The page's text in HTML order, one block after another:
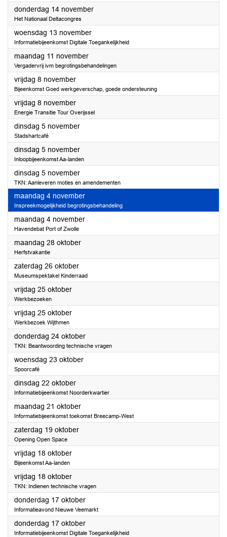
donderdag 14 november2024
Het Nationaal Deltacongres
woensdag 13 november2024
Informatiebijeenkomst Digitale Toegankelijkheid
maandag 11 november2024
Vergadervrij ivm begrotingsbehandelingen
vrijdag 8 november2024
Bijeenkomst Goed werkgeverschap, goede ondersteuning
vrijdag 8 november2024
Energie Transitie Tour Overijssel
dinsdag 5 november2024
Stadshartcafé
dinsdag 5 november2024
Inloopbijeenkomst Aa-landen
dinsdag 5 november2024
TKN: Aanleveren moties en amendementen
maandag 4 november2024
Inspreekmogelijkheid begrotingsbehandeling
maandag 4 november2024
Havendebat Port of Zwolle
maandag 28 oktober2024
Herfstvakantie
zaterdag 26 oktober2024
Museumspektakel Kinderraad
vrijdag 25 oktober2024
Werkbezoeken
vrijdag 25 oktober2024
Werkbezoek Wijthmen
donderdag 24 oktober2024
TKN: Beantwoording technische vragen
woensdag 23 oktober2024
Spoorcafé
dinsdag 22 oktober2024
Informatiebijeenkomst Noorderkwartier
maandag 21 oktober2024
Informatiebijeenkomst toekomst Breecamp-West
zaterdag 19 oktober2024
Opening Open Space
vrijdag 18 oktober2024
Bijeenkomst Aa-landen
vrijdag 18 oktober2024
TKN: Indienen technische vragen
donderdag 17 oktober2024
Informatieavond Nieuwe Veemarkt
donderdag 17 oktober2024
Informatiebijeenkomst Digitale Toegankelijkheid